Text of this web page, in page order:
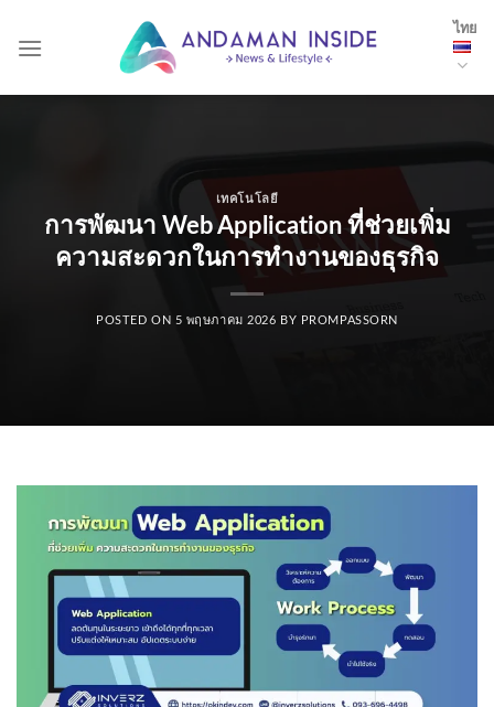
ไทย
เทคโนโลยี
การพัฒนา Web Application ที่ช่วยเพิ่ม
ความสะดวกในการทำงานของธุรกิจ
POSTED ON 5 พฤษภาคม 2026 BY PROMPASSORN